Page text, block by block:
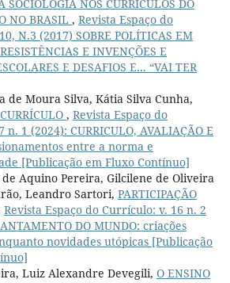
SOCIOLOGIA NOS CURRICULOS DO
NO BRASIL , Revista Espaço do
N.3 (2017) SOBRE POLÍTICAS EM
E INVENÇÕES E
E DESAFIOS E... “VAI TER
de Moura Silva, Kátia Silva Cunha,
, Revista Espaço do
1 (2024): CURRICULO, AVALIAÇÃO E
entre a norma e
[Publicação em Fluxo Contínuo]
Aquino Pereira, Gilcilene de Oliveira
Leandro Sartori, PARTICIPAÇÃO
Revista Espaço do Currículo: v. 16 n. 2
DO MUNDO: criações
novidades utópicas [Publicação
Luiz Alexandre Devegili, O ENSINO